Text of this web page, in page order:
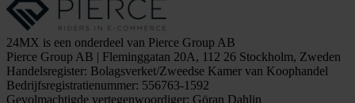
24MX is een onderdeel van Pierce Group AB
Pierce Group AB | Fleminggatan 20A, 112 26 Stockholm, Zweden
Handelsregister: Bolagsverket/Zweedse Kamer van Koophandel
Bedrijfsregistratienummer: 556763-1592
Gevolmachtigde vertegenwoordiger: Göran Dahlin